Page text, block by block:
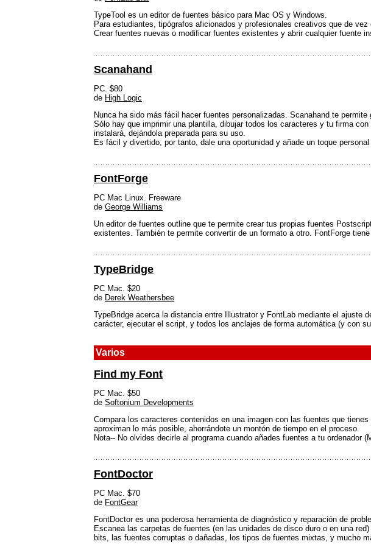
TypeTool es un editor de fuentes básico para Mac OS y Windows.
Para estudiantes, tipógrafos aficionados y profesionales creativos que de
Crear fuentes nuevas o modificar fuentes existentes y abrir cualquier fuente
Scanahand
PC. $80
de High Logic
Nunca ha sido más fácil hacer fuentes personalizadas. Scanahand te
Sólo hay que imprimir una plantilla, dibujar todos los caracteres y tu firma
instalará, dejándola preparada para su uso.
Es fácil y divertido, por tanto, dale una oportunidad y añade un toque personal
FontForge
PC Mac Linux. Freeware
de George Williams
Un editor de fuentes outline que te permite crear tus propias fuentes
existentes. También te permite convertir de un formato a otro. FontForge
TypeBridge
PC Mac. $20
de Derek Weathersbee
TypeBridge acerca la distancia entre Illustrator y FontLab mediante el ajuste
carácter, ejecutar el script, y todos los anclajes de forma automática (y con
Varios
Find my Font
PC Mac. $50
de Softonium Developments
Compara los caracteres contenidos en una imagen con las fuentes que
aproximan lo más posible, ahorrándote un montón de tiempo en el proceso.
Nota-- No olvides decirle al programa cuando añades fuentes a tu ordenador
FontDoctor
PC Mac. $70
de FontGear
FontDoctor es una poderosa herramienta de diagnóstico y reparación de
Escanea las carpetas de fuentes (en las unidades de disco duro o en una
bits, las fuentes corruptas o dañadas, los tipos de fuentes mixtas, y mucho